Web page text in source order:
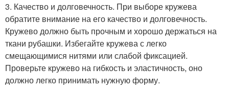
3. Качество и долговечность. При выборе кружева
обратите внимание на его качество и долговечность.
Кружево должно быть прочным и хорошо держаться на
ткани рубашки. Избегайте кружева с легко
смещающимися нитями или слабой фиксацией.
Проверьте кружево на гибкость и эластичность, оно
должно легко принимать нужную форму.